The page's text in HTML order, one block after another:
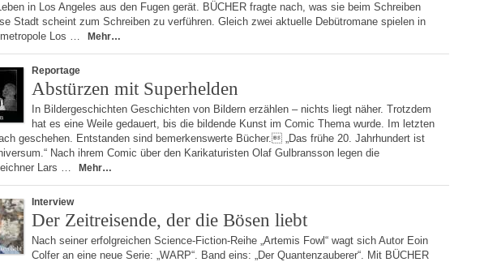
in Los Angeles aus den Fugen gerät. BÜCHER fragte nach, was sie beim Schreiben
Stadt scheint zum Schreiben zu verführen. Gleich zwei aktuelle Debütromane spielen in
Los …
Mehr…
Reportage
Abstürzen mit Superhelden
In Bildergeschichten Geschichten von Bildern erzählen – nichts liegt näher. Trotzdem
hat es eine Weile gedauert, bis die bildende Kunst im Comic Thema wurde. Im letzten
geschehen. Entstanden sind bemerkenswerte Bücher. „Das frühe 20. Jahrhundert ist
Nach ihrem Comic über den Karikaturisten Olaf Gulbransson legen die
Lars …
Mehr…
Interview
Der Zeitreisende, der die Bösen liebt
Nach seiner erfolgreichen Science-Fiction-Reihe „Artemis Fowl“ wagt sich Autor Eoin
Colfer an eine neue Serie: „WARP“. Band eins: „Der Quantenzauberer“. Mit BÜCHER